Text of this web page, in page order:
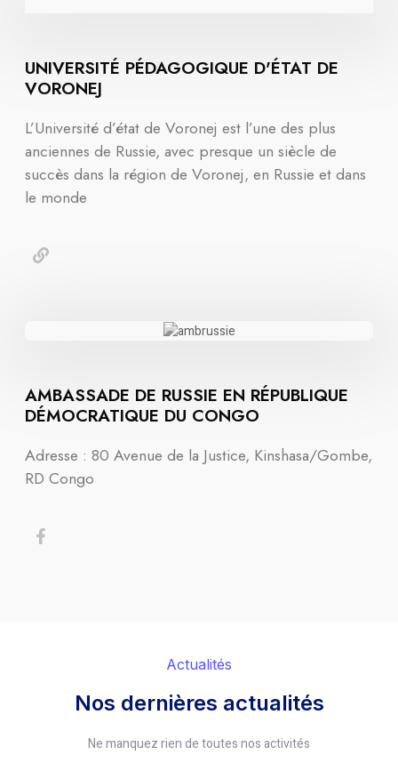
UNIVERSITÉ PÉDAGOGIQUE D'ÉTAT DE
VORONEJ
L’Université d’état de Voronej est l’une des plus
anciennes de Russie, avec presque un siècle de
succès dans la région de Voronej, en Russie et dans
le monde
AMBASSADE DE RUSSIE EN RÉPUBLIQUE
DÉMOCRATIQUE DU CONGO
Adresse : 80 Avenue de la Justice, Kinshasa/Gombe,
RD Congo
Actualités
Nos dernières actualités
Ne manquez rien de toutes nos activités